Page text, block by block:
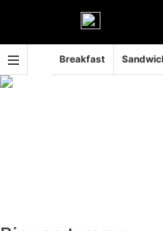
Breakfast